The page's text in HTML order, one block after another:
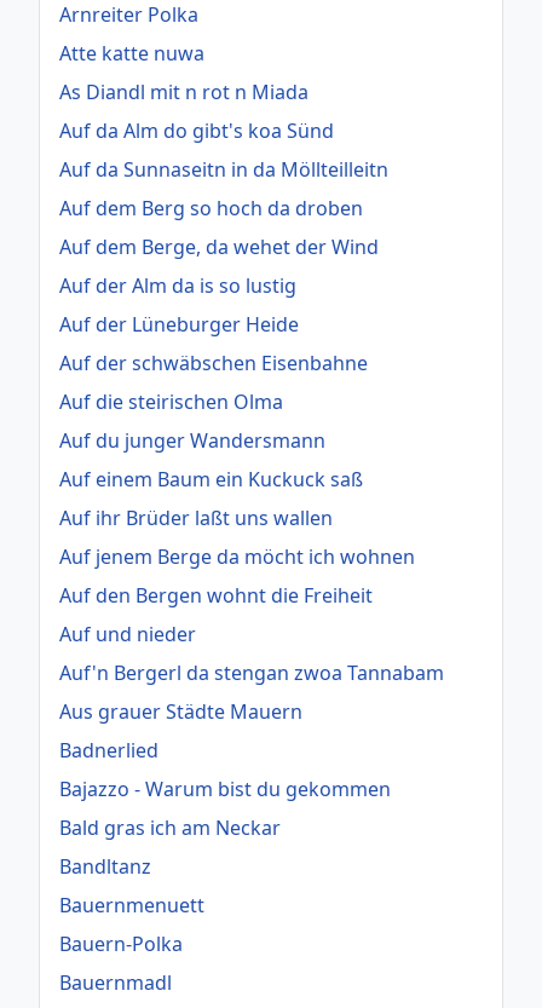
Arnreiter Polka
Atte katte nuwa
As Diandl mit n rot n Miada
Auf da Alm do gibt's koa Sünd
Auf da Sunnaseitn in da Möllteilleitn
Auf dem Berg so hoch da droben
Auf dem Berge, da wehet der Wind
Auf der Alm da is so lustig
Auf der Lüneburger Heide
Auf der schwäbschen Eisenbahne
Auf die steirischen Olma
Auf du junger Wandersmann
Auf einem Baum ein Kuckuck saß
Auf ihr Brüder laßt uns wallen
Auf jenem Berge da möcht ich wohnen
Auf den Bergen wohnt die Freiheit
Auf und nieder
Auf'n Bergerl da stengan zwoa Tannabam
Aus grauer Städte Mauern
Badnerlied
Bajazzo - Warum bist du gekommen
Bald gras ich am Neckar
Bandltanz
Bauernmenuett
Bauern-Polka
Bauernmadl